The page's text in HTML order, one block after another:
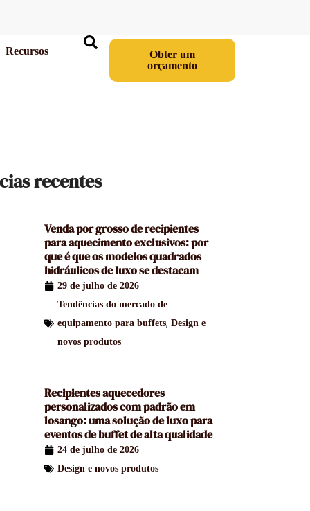
Recursos
Obter um
orçamento
recentes
Venda por grosso de recipientes
para aquecimento exclusivos: por
que é que os modelos quadrados
hidráulicos de luxo se destacam
29 de julho de 2026
Tendências do mercado de
equipamento para buffets,Design e
novos produtos
Recipientes aquecedores
personalizados com padrão em
losango: uma solução de luxo para
eventos de buffet de alta qualidade
24 de julho de 2026
Design e novos produtos